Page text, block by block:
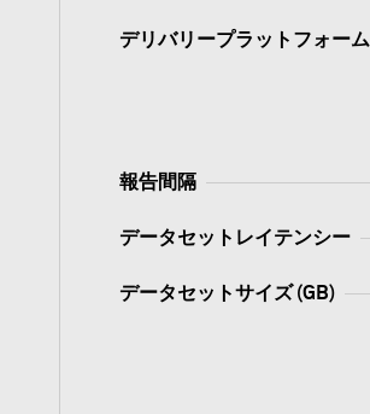
デリバリープラットフォーム
報告間隔
データセットレイテンシー
データセットサイズ (GB)